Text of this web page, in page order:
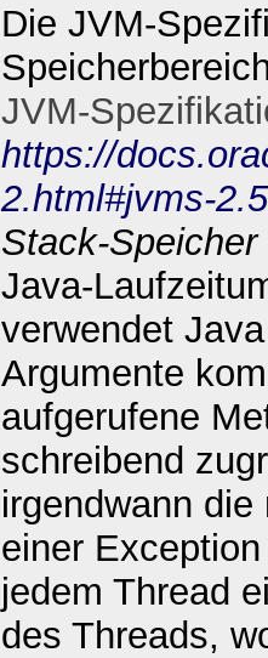
Die JVM-
JVM-
https://
2.html#jvms-2.5
Stack-Speicher
Java-
verwendet
Argumente
aufgerufene
schreibend
irgendwann
einer
jedem Thread
des Threads,